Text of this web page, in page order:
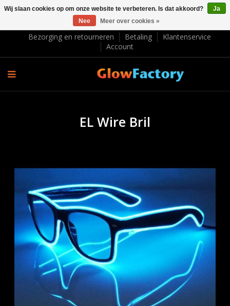
EUR €
Bezorging en retourneren
Betaling
Klantenservice
Account
EL Wire Bril
Wij slaan cookies op om onze website te verbeteren. Is dat akkoord?
Ja
Nee
Meer over cookies »